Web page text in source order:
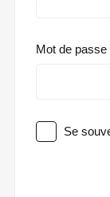
Mot de passe
Se